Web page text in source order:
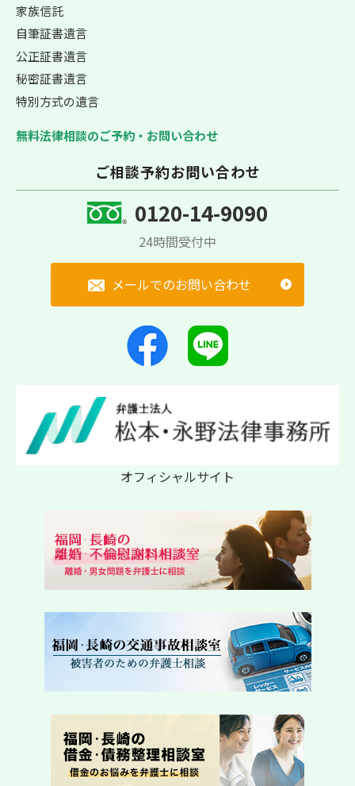
家族信託
自筆証書遺言
公正証書遺言
秘密証書遺言
特別方式の遺言
無料法律相談のご予約・お問い合わせ
ご相談予約お問い合わせ
0120-14-9090
24時間受付中
メールでのお問い合わせ
オフィシャルサイト